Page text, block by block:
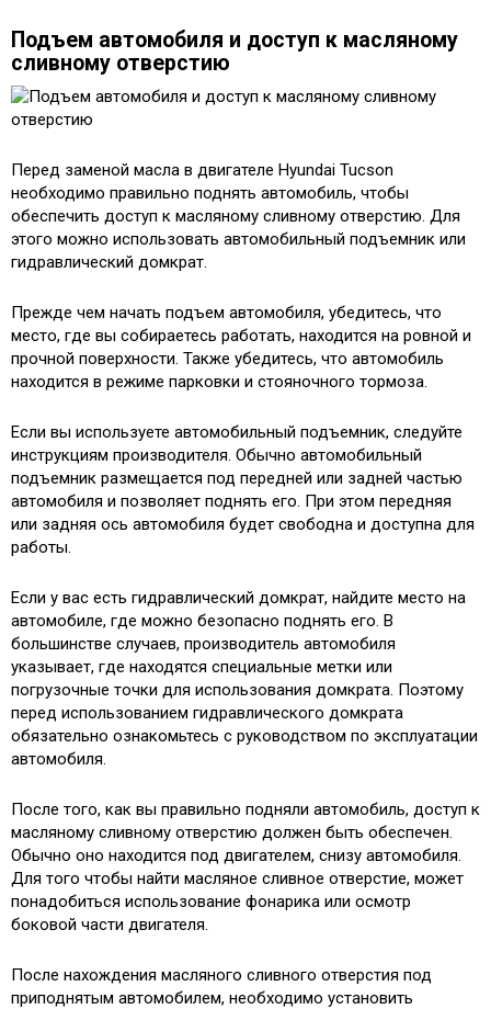
Подъем автомобиля и доступ к масляному
сливному отверстию
Перед заменой масла в двигателе Hyundai Tucson
необходимо правильно поднять автомобиль, чтобы
обеспечить доступ к масляному сливному отверстию. Для
этого можно использовать автомобильный подъемник или
гидравлический домкрат.
Прежде чем начать подъем автомобиля, убедитесь, что
место, где вы собираетесь работать, находится на ровной и
прочной поверхности. Также убедитесь, что автомобиль
находится в режиме парковки и стояночного тормоза.
Если вы используете автомобильный подъемник, следуйте
инструкциям производителя. Обычно автомобильный
подъемник размещается под передней или задней частью
автомобиля и позволяет поднять его. При этом передняя
или задняя ось автомобиля будет свободна и доступна для
работы.
Если у вас есть гидравлический домкрат, найдите место на
автомобиле, где можно безопасно поднять его. В
большинстве случаев, производитель автомобиля
указывает, где находятся специальные метки или
погрузочные точки для использования домкрата. Поэтому
перед использованием гидравлического домкрата
обязательно ознакомьтесь с руководством по эксплуатации
автомобиля.
После того, как вы правильно подняли автомобиль, доступ к
масляному сливному отверстию должен быть обеспечен.
Обычно оно находится под двигателем, снизу автомобиля.
Для того чтобы найти масляное сливное отверстие, может
понадобиться использование фонарика или осмотр
боковой части двигателя.
После нахождения масляного сливного отверстия под
приподнятым автомобилем, необходимо установить